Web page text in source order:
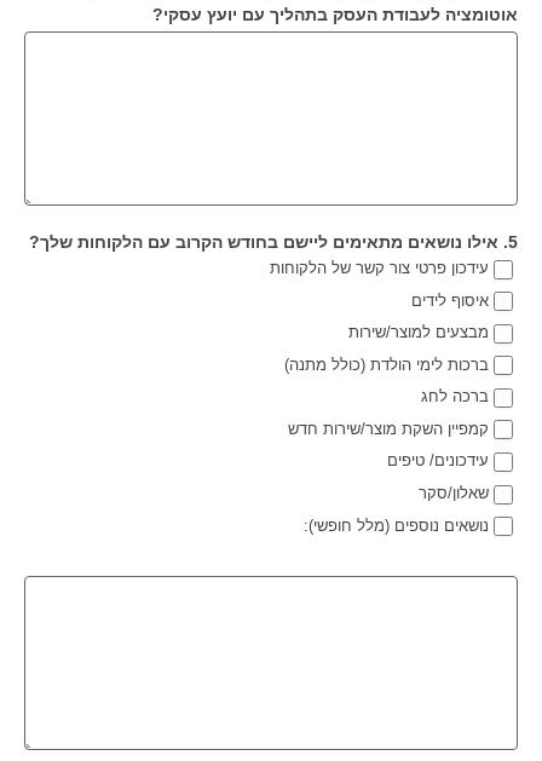
אוטומציה לעבודת העסק בתהליך עם יועץ עסקי?
5. אילו נושאים מתאימים ליישם בחודש הקרוב עם הלקוחות שלך?
עידכון פרטי צור קשר של הלקוחות
איסוף לידים
מבצעים למוצר/שירות
ברכות לימי הולדת (כולל מתנה)
ברכה לחג
קמפיין השקת מוצר/שירות חדש
עידכונים/ טיפים
שאלון/סקר
נושאים נוספים (מלל חופשי):